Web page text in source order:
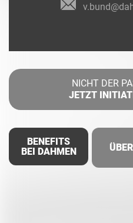
NICHT DER
JETZT
BENEFITS
BEI DAHMEN